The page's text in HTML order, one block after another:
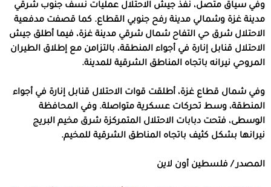
وفي سياق متصل، نفذ جيش الاحتلال عمليات نسف جنوب شرقي
مدينة غزة وشمالي مدينة رفح جنوبي القطاع. كما قصفت مدفعية
الاحتلال شرق حي التفاح شمال شرقي مدينة غزة، فيما أطلق جيش
الاحتلال قنابل إنارة في أجواء المنطقة، بالتزامن مع إطلاق الطيران
المروحي نيرانه باتجاه المناطق الشرقية للمدينة.
وفي شمال قطاع غزة، أطلقت قوات الاحتلال قنابل إنارة في أجواء
المنطقة، وسط تحركات عسكرية متواصلة. وفي المحافظة
الوسطى، فتحت دبابات الاحتلال المتمركزة شرق مخيم البريج
نيرانها بشكل كثيف باتجاه المناطق الشرقية للمخيم.
المصدر / فلسطين أون لاين